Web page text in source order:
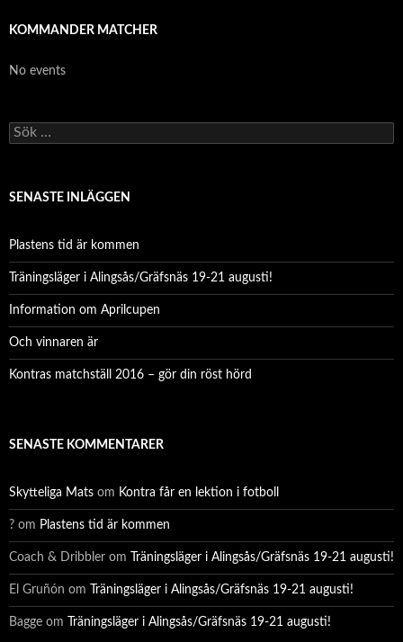
KOMMANDER MATCHER
No events
S
ö
f
r
:
SENASTE INLÄGGEN
Plastens tid är kommen
Träningsläger i Alingsås/Gräfsnäs 19-21 augusti!
Information om Aprilcupen
Och vinnaren är
Kontras matchställ 2016 – gör din röst hörd
SENASTE KOMMENTARER
Skytteliga Mats om Kontra får en lektion i fotboll
? om Plastens tid är kommen
Coach & Dribbler om Träningsläger i Alingsås/Gräfsnäs 19-21 augusti!
El Gruñón om Träningsläger i Alingsås/Gräfsnäs 19-21 augusti!
Bagge om Träningsläger i Alingsås/Gräfsnäs 19-21 augusti!